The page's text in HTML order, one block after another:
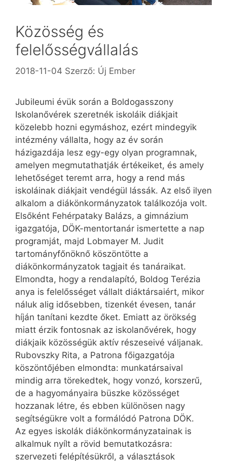
Közösség és
felelősségvállalás
2018-11-04 Szerző: Új Ember
Jubileumi évük során a Boldogasszony
Iskolanővérek szeretnék iskoláik diákjait
közelebb hozni egymáshoz, ezért mindegyik
intézmény vállalta, hogy az év során
házigazdája lesz egy-egy olyan programnak,
amelyen megmutathatják értékeiket, és amely
lehetőséget teremt arra, hogy a rend más
iskoláinak diákjait vendégül lássák. Az első ilyen
alkalom a diákönkormányzatok találkozója volt.
Elsőként Fehérpataky Balázs, a gimnázium
igazgatója, DÖK-mentortanár ismertette a nap
programját, majd Lobmayer M. Judit
tartományfőnöknő köszöntötte a
diákönkormányzatok tagjait és tanáraikat.
Elmondta, hogy a rendalapító, Boldog Terézia
anya is felelősséget vállalt diáktársaiért, mikor
náluk alig idősebben, tizenkét évesen, tanár
híján tanítani kezdte őket. Emiatt az örökség
miatt érzik fontosnak az iskolanővérek, hogy
diákjaik közösségük aktív részeseivé váljanak.
Rubovszky Rita, a Patrona főigazgatója
köszöntőjében elmondta: munkatársaival
mindig arra törekedtek, hogy vonzó, korszerű,
de a hagyományaira büszke közösséget
hozzanak létre, és ebben különösen nagy
segítségükre volt a formálódó Patrona DÖK.
Az egyes iskolák diákönkormányzatainak is
alkalmuk nyílt a rövid bemutatkozásra:
szervezeti felépítésükről, a választások